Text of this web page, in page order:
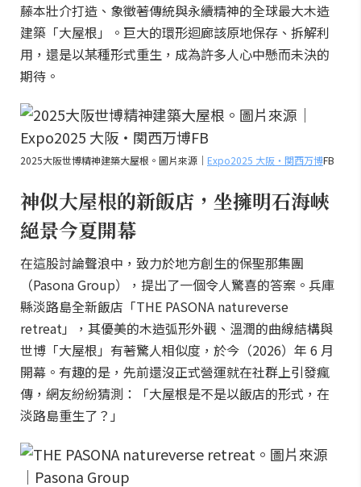
藤本壯介打造、象徵著傳統與永續精神的全球最大木造
建築「大屋根」。巨大的環形迴廊該原地保存、拆解利
用，還是以某種形式重生，成為許多人心中懸而未決的
期待。
2025大阪世博精神建築大屋根。圖片來源｜ Expo2025 大阪・関西万博FB
神似大屋根的新飯店，坐擁明石海峽
絕景今夏開幕
在這股討論聲浪中，致力於地方創生的保聖那集團
（Pasona Group），提出了一個令人驚喜的答案。兵庫
縣淡路島全新飯店「THE PASONA natureverse
retreat」，其優美的木造弧形外觀、溫潤的曲線結構與
世博「大屋根」有著驚人相似度，於今（2026）年 6 月
開幕。有趣的是，先前還沒正式營運就在社群上引發瘋
傳，網友紛紛猜測：「大屋根是不是以飯店的形式，在
淡路島重生了？」